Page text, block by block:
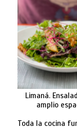
Limaná.
amplio
Toda la cocina